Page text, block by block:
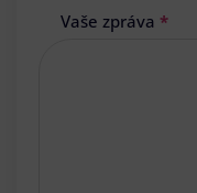
Vaše zpráva *